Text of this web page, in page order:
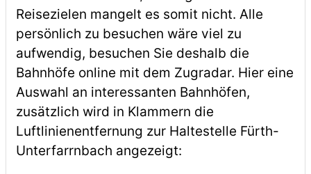
Reisezielen mangelt es somit nicht. Alle
persönlich zu besuchen wäre viel zu
aufwendig, besuchen Sie deshalb die
Bahnhöfe online mit dem Zugradar. Hier eine
Auswahl an interessanten Bahnhöfen,
zusätzlich wird in Klammern die
Luftlinienentfernung zur Haltestelle Fürth-
Unterfarrnbach angezeigt: